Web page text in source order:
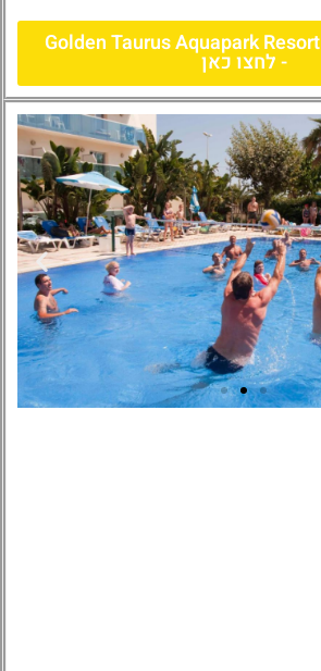
למעבר למלון - Golden Taurus Aquapark Resort
- לחצו כאן